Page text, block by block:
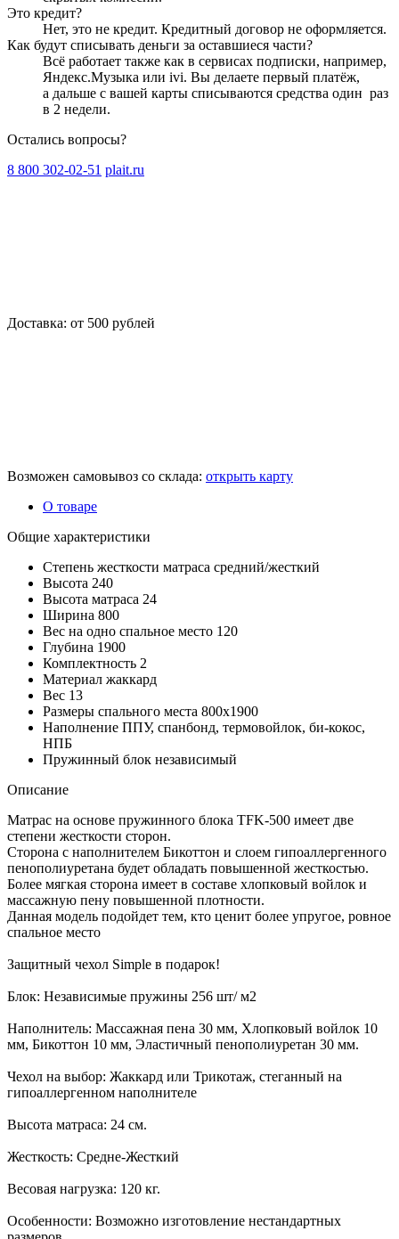
Это кредит?
Нет, это не кредит. Кредитный договор не оформляется.
Как будут списывать деньги за оставшиеся части?
Всё работает также как в сервисах подписки, например,
Яндекс.Музыка или ivi. Вы делаете первый платёж,
а дальше с вашей карты списываются средства один раз
в 2 недели.
Остались вопросы?
8 800 302-02-51 plait.ru
Доставка: от 500 рублей
Возможен самовывоз со склада: открыть карту
О товаре
Общие характеристики
Степень жесткости матраса средний/жесткий
Высота 240
Высота матраса 24
Ширина 800
Вес на одно спальное место 120
Глубина 1900
Комплектность 2
Материал жаккард
Вес 13
Размеры спального места 800х1900
Наполнение ППУ, спанбонд, термовойлок, би-кокос,
НПБ
Пружинный блок независимый
Описание
Матрас на основе пружинного блока TFK-500 имеет две
степени жесткости сторон.
Сторона с наполнителем Бикоттон и слоем гипоаллергенного
пенополиуретана будет обладать повышенной жесткостью.
Более мягкая сторона имеет в составе хлопковый войлок и
массажную пену повышенной плотности.
Данная модель подойдет тем, кто ценит более упругое, ровное
спальное место
Защитный чехол Simple в подарок!
Блок: Независимые пружины 256 шт/ м2
Наполнитель: Массажная пена 30 мм, Хлопковый войлок 10
мм, Бикоттон 10 мм, Эластичный пенополиуретан 30 мм.
Чехол на выбор: Жаккард или Трикотаж, стеганный на
гипоаллергенном наполнителе
Высота матраса: 24 см.
Жесткость: Средне-Жесткий
Весовая нагрузка: 120 кг.
Особенности: Возможно изготовление нестандартных